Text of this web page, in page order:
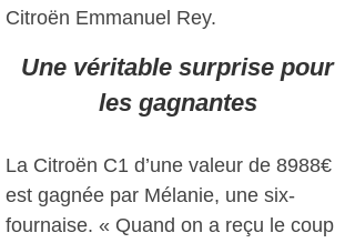
Citroën Emmanuel Rey.
Une véritable surprise pour
les gagnantes
La Citroën C1 d’une valeur de 8988€
est gagnée par Mélanie, une six-
fournaise. « Quand on a reçu le coup